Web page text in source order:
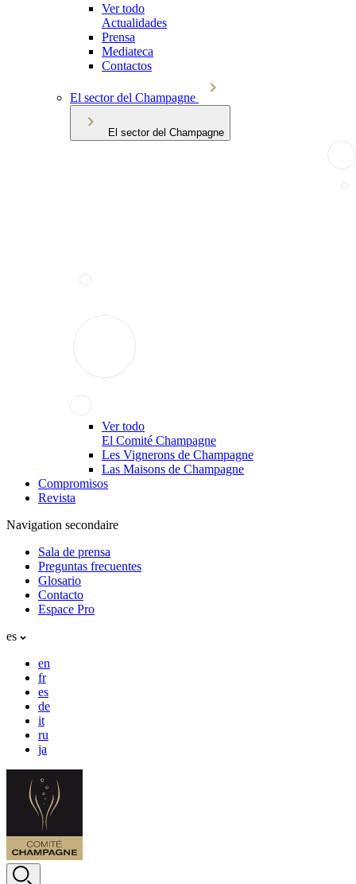
Ver todo
Actualidades
Prensa
Mediateca
Contactos
El sector del Champagne
El sector del Champagne
Ver todo
El Comité Champagne
Les Vignerons de Champagne
Las Maisons de Champagne
Compromisos
Revista
Navigation secondaire
Sala de prensa
Preguntas frecuentes
Glosario
Contacto
Espace Pro
es
en
fr
es
de
it
ru
ja